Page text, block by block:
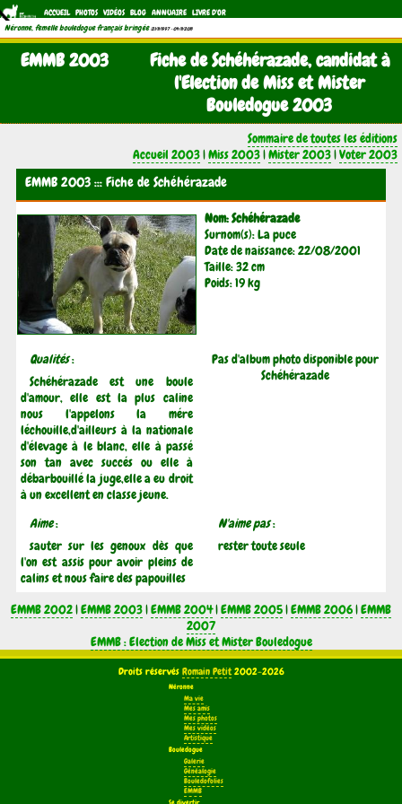
ACCUEIL PHOTOS VIDÉOS BLOG ANNUAIRE LIVRE D'OR
Néronne, femelle bouledogue français bringée (21/11/1997 - 04/11/2011)
EMMB 2003
Fiche de Schéhérazade, candidat à
l'Election de Miss et Mister
Bouledogue 2003
Sommaire de toutes les éditions
Accueil 2003|Miss 2003|Mister 2003|Voter 2003
EMMB 2003 ::: Fiche de Schéhérazade
Nom: Schéhérazade
Surnom(s): La puce
Date de naissance: 22/08/2001
Taille: 32 cm
Poids: 19 kg
Qualités:
Schéhérazade est une boule
d'amour, elle est la plus caline
nous l'appelons la mére
léchouille,d'ailleurs à la nationale
d'élevage à le blanc, elle à passé
son tan avec succés ou elle à
débarbouillé la juge,elle a eu droit
à un excellent en classe jeune.
Pas d'album photo disponible pour
Schéhérazade
Aime:
sauter sur les genoux dès que
l'on est assis pour avoir pleins de
calins et nous faire des papouilles
N'aime pas:
rester toute seule
EMMB 2002|EMMB 2003|EMMB 2004|EMMB 2005|EMMB 2006|EMMB
2007
EMMB : Election de Miss et Mister Bouledogue
Droits réservés Romain Petit2002-2026
Néronne
Ma vie
Mes amis
Mes photos
Mes vidéos
Artistique
Bouledogue
Galerie
Généalogie
Bouledofolies
EMMB